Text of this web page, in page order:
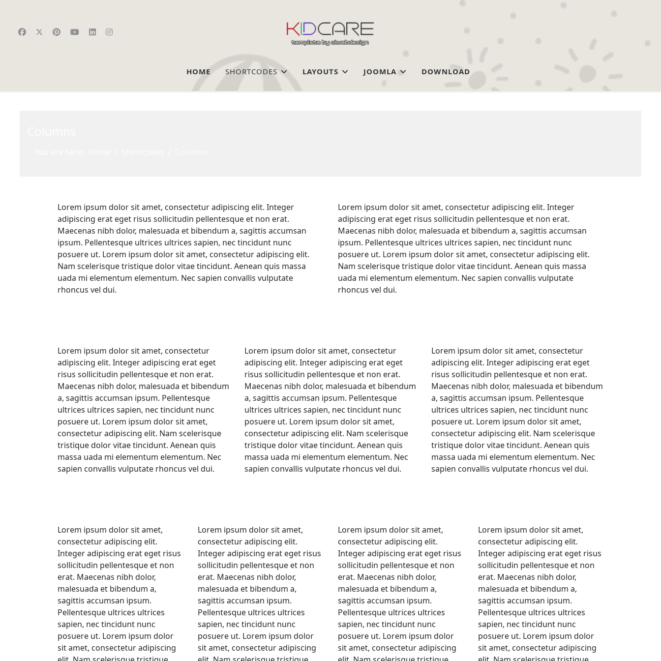
HOME SHORTCODES LAYOUTS JOOMLA DOWNLOAD
Lorem ipsum dolor sit amet, consectetur adipiscing elit. Integer
adipiscing erat eget risus sollicitudin pellentesque et non erat.
Maecenas nibh dolor, malesuada et bibendum a, sagittis accumsan
ipsum. Pellentesque ultrices ultrices sapien, nec tincidunt nunc
posuere ut. Lorem ipsum dolor sit amet, consectetur adipiscing elit.
Nam scelerisque tristique dolor vitae tincidunt. Aenean quis massa
uada mi elementum elementum. Nec sapien convallis vulputate
rhoncus vel dui.
Lorem ipsum dolor sit amet, consectetur adipiscing elit. Integer
adipiscing erat eget risus sollicitudin pellentesque et non erat.
Maecenas nibh dolor, malesuada et bibendum a, sagittis accumsan
ipsum. Pellentesque ultrices ultrices sapien, nec tincidunt nunc
posuere ut. Lorem ipsum dolor sit amet, consectetur adipiscing elit.
Nam scelerisque tristique dolor vitae tincidunt. Aenean quis massa
uada mi elementum elementum. Nec sapien convallis vulputate
rhoncus vel dui.
Lorem ipsum dolor sit amet, consectetur
adipiscing elit. Integer adipiscing erat eget
risus sollicitudin pellentesque et non erat.
Maecenas nibh dolor, malesuada et bibendum
a, sagittis accumsan ipsum. Pellentesque
ultrices ultrices sapien, nec tincidunt nunc
posuere ut. Lorem ipsum dolor sit amet,
consectetur adipiscing elit. Nam scelerisque
tristique dolor vitae tincidunt. Aenean quis
massa uada mi elementum elementum. Nec
sapien convallis vulputate rhoncus vel dui.
Lorem ipsum dolor sit amet, consectetur
adipiscing elit. Integer adipiscing erat eget
risus sollicitudin pellentesque et non erat.
Maecenas nibh dolor, malesuada et bibendum
a, sagittis accumsan ipsum. Pellentesque
ultrices ultrices sapien, nec tincidunt nunc
posuere ut. Lorem ipsum dolor sit amet,
consectetur adipiscing elit. Nam scelerisque
tristique dolor vitae tincidunt. Aenean quis
massa uada mi elementum elementum. Nec
sapien convallis vulputate rhoncus vel dui.
Lorem ipsum dolor sit amet, consectetur
adipiscing elit. Integer adipiscing erat eget
risus sollicitudin pellentesque et non erat.
Maecenas nibh dolor, malesuada et bibendum
a, sagittis accumsan ipsum. Pellentesque
ultrices ultrices sapien, nec tincidunt nunc
posuere ut. Lorem ipsum dolor sit amet,
consectetur adipiscing elit. Nam scelerisque
tristique dolor vitae tincidunt. Aenean quis
massa uada mi elementum elementum. Nec
sapien convallis vulputate rhoncus vel dui.
Lorem ipsum dolor sit amet,
consectetur adipiscing elit.
Integer adipiscing erat eget risus
sollicitudin pellentesque et non
erat. Maecenas nibh dolor,
malesuada et bibendum a,
sagittis accumsan ipsum.
Pellentesque ultrices ultrices
sapien, nec tincidunt nunc
posuere ut. Lorem ipsum dolor
sit amet, consectetur adipiscing
Lorem ipsum dolor sit amet,
consectetur adipiscing elit.
Integer adipiscing erat eget risus
sollicitudin pellentesque et non
erat. Maecenas nibh dolor,
malesuada et bibendum a,
sagittis accumsan ipsum.
Pellentesque ultrices ultrices
sapien, nec tincidunt nunc
posuere ut. Lorem ipsum dolor
sit amet, consectetur adipiscing
Lorem ipsum dolor sit amet,
consectetur adipiscing elit.
Integer adipiscing erat eget risus
sollicitudin pellentesque et non
erat. Maecenas nibh dolor,
malesuada et bibendum a,
sagittis accumsan ipsum.
Pellentesque ultrices ultrices
sapien, nec tincidunt nunc
posuere ut. Lorem ipsum dolor
sit amet, consectetur adipiscing
Lorem ipsum dolor sit amet,
consectetur adipiscing elit.
Integer adipiscing erat eget risus
sollicitudin pellentesque et non
erat. Maecenas nibh dolor,
malesuada et bibendum a,
sagittis accumsan ipsum.
Pellentesque ultrices ultrices
sapien, nec tincidunt nunc
posuere ut. Lorem ipsum dolor
sit amet, consectetur adipiscing